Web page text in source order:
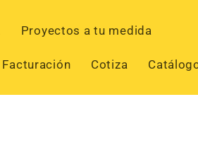
Proyectos a tu medida
Facturación Cotiza